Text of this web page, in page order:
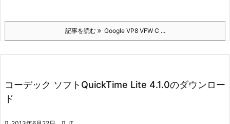
記事を読む Google VP8 VFW C ...
コーデック ソフトQuickTime Lite 4.1.0のダウンロー
ド